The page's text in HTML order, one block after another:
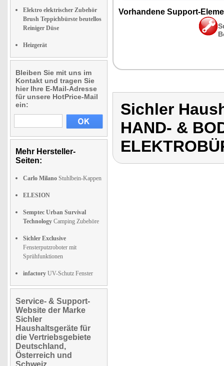
Elektro elektrischer Zubehör
Brush Teppichbürste beutellos
Reiniger Düse
Heizgerät
Bleiben Sie mit uns im
Kontakt und tragen Sie
hier Ihre E-Mail-Adresse
für unsere HotPrice-Mail
ein:
Mehr Hersteller-
Seiten:
Carlo Milano Stuhlbein-Kappen
ELESION
Semptec Urban Survival
Technology Camping Zubehöre
Sichler Exclusive
Fensterputzroboter mit
Sprühfunktionen
infactory UV-Schutz Fenster
Service- & Support-
Website der Marke
Sichler
Haushaltsgeräte für
die Vertriebsgebiete
Deutschland,
Österreich und
Schweiz
Vorhandene Support-
Sichler
HAND- &